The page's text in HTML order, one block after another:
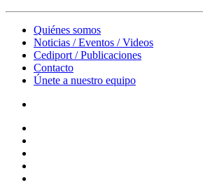
Quiénes somos
Noticias / Eventos / Videos
Cediport / Publicaciones
Contacto
Únete a nuestro equipo